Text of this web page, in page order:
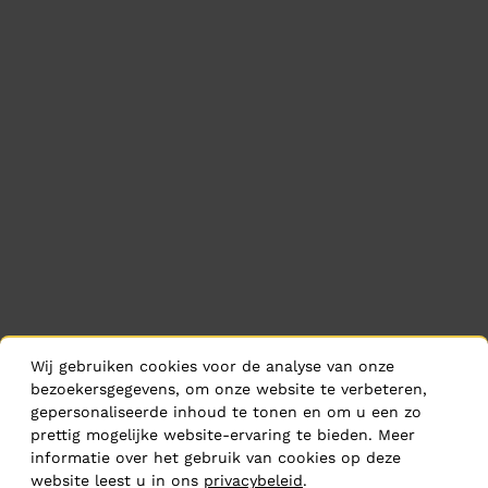
Wij gebruiken cookies voor de analyse van onze
bezoekersgegevens, om onze website te verbeteren,
gepersonaliseerde inhoud te tonen en om u een zo
prettig mogelijke website-ervaring te bieden. Meer
informatie over het gebruik van cookies op deze
website leest u in ons privacybeleid.